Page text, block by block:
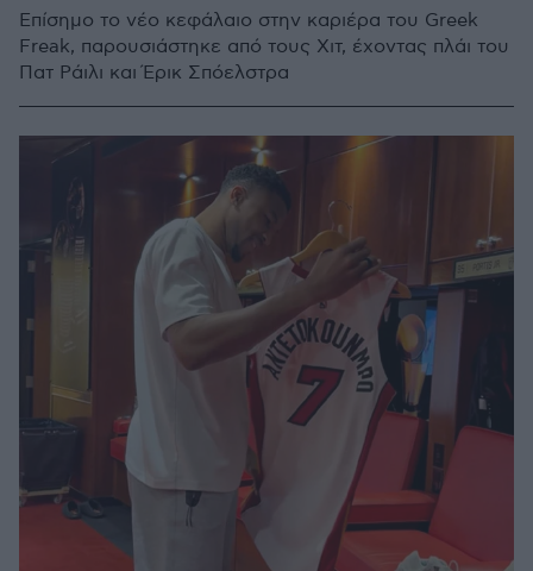
Επίσημο το νέο κεφάλαιο στην καριέρα του Greek
Freak, παρουσιάστηκε από τους Χιτ, έχοντας πλάι του
Πατ Ράιλι και Έρικ Σπόελστρα